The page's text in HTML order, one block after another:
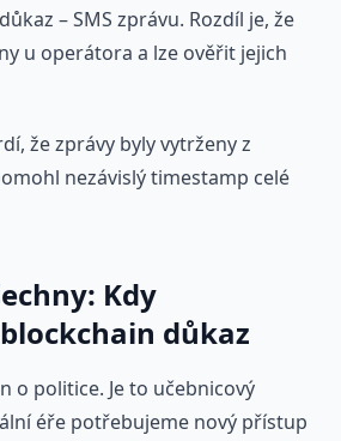
– SMS zprávu. Rozdíl je, že
u operátora a lze ověřit jejich
že zprávy byly vytrženy z
nezávislý timestamp celé
Kdy
důkaz
o politice. Je to učebnicový
éře potřebujeme nový přístup